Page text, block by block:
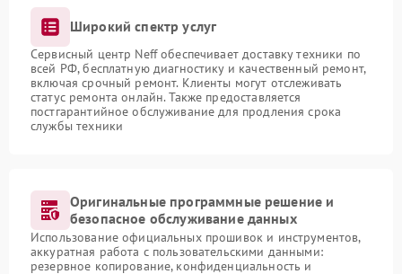
Широкий спектр услуг
Сервисный центр Neff обеспечивает доставку техники по
всей РФ, бесплатную диагностику и качественный ремонт,
включая срочный ремонт. Клиенты могут отслеживать
статус ремонта онлайн. Также предоставляется
постгарантийное обслуживание для продления срока
службы техники
Оригинальные программные решение и
безопасное обслуживание данных
Использование официальных прошивок и инструментов,
аккуратная работа с пользовательскими данными:
резервное копирование, конфиденциальность и